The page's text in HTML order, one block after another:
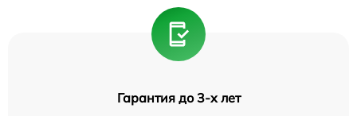
Гарантия до 3-х лет